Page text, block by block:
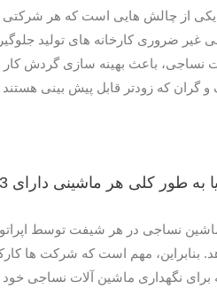
از چالش هایی است که هر شرکتی
غیر ضروری کارخانه های تولید
نساجی، باعث بهینه سازی گردش کار
و گران که زودتر قابل پیش بینی
هر ماشینی دارای 3 نکته کلیدی است.
نساجی در هر شیفت توسط
بنابراین، مهم است که شرکت ها
نگهداری ماشین آلات نساجی خود